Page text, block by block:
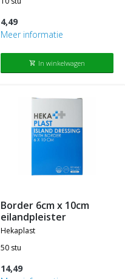
4,49
Meer informatie
shopping_cart In winkelwagen
border 6cm x 10cm
eilandpleister
hekaplast
50 stu
14,49